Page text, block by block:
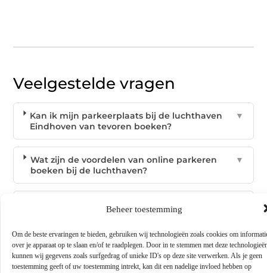
Beheer toestemming
Om de beste ervaringen te bieden, gebruiken wij technologieën zoals cookies om
over je apparaat op te slaan en/of te raadplegen. Door in te stemmen met deze
kunnen wij gegevens zoals surfgedrag of unieke ID's op deze site verwerken. Als je geen
toestemming geeft of uw toestemming intrekt, kan dit een nadelige invloed hebben op
Veelgestelde vragen
Kan ik mijn parkeerplaats bij de luchthaven
Eindhoven van tevoren boeken?
▼
Wat zijn de voordelen van online parkeren
boeken bij de luchthaven?
▼
Wat kan ik doen als ik een vroege vlucht
Is het voordelig om parkeren op de
luchthaven online te boeken?
▼